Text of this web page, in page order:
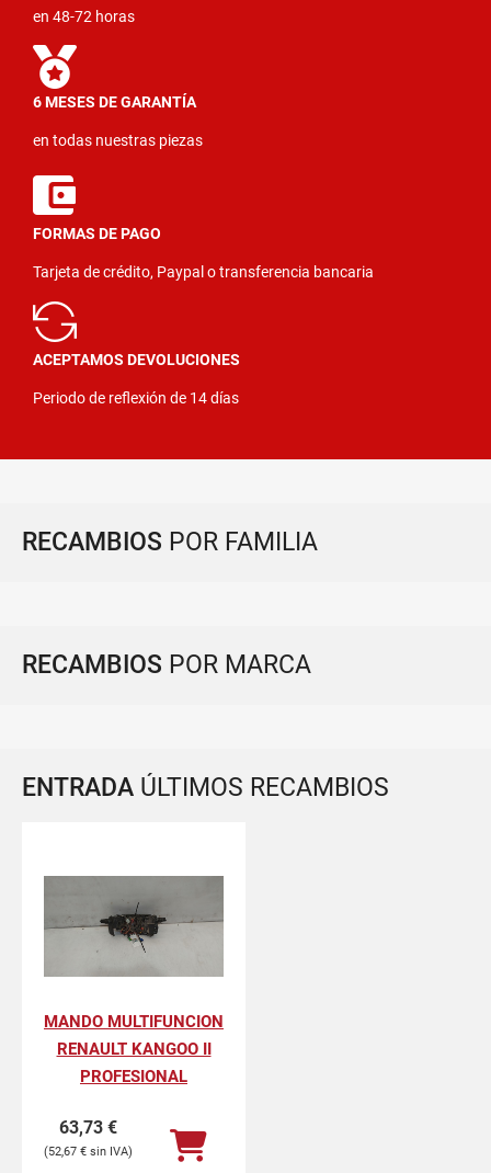
en 48-72 horas
6 MESES DE GARANTÍA
en todas nuestras piezas
FORMAS DE PAGO
Tarjeta de crédito, Paypal o transferencia bancaria
ACEPTAMOS DEVOLUCIONES
Periodo de reflexión de 14 días
RECAMBIOS POR FAMILIA
RECAMBIOS POR MARCA
ENTRADA ÚLTIMOS RECAMBIOS
MANDO MULTIFUNCION
RENAULT KANGOO II
PROFESIONAL
63,73 €
52,67 €